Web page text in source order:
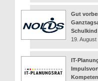
Gut
Schulkind
19.
IT-